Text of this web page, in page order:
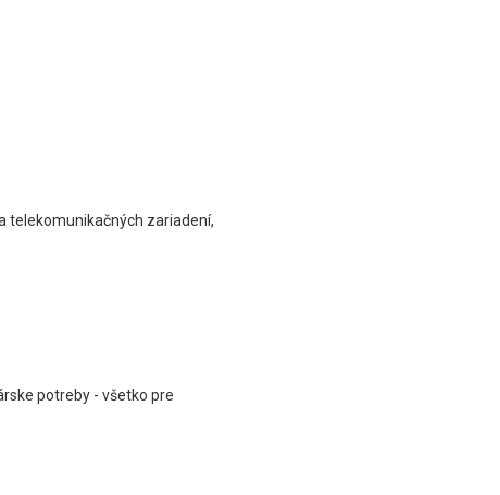
telekomunikačných zariadení,
potreby - všetko pre